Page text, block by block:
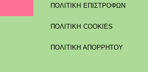
ΠΟΛΙΤΙΚΉ ΕΠΙΣΤΡΟΦΏΝ
ΠΟΛΙΤΙΚΉ COOKIES
ΠΟΛΙΤΙΚΉ ΑΠΟΡΡΉΤΟΥ